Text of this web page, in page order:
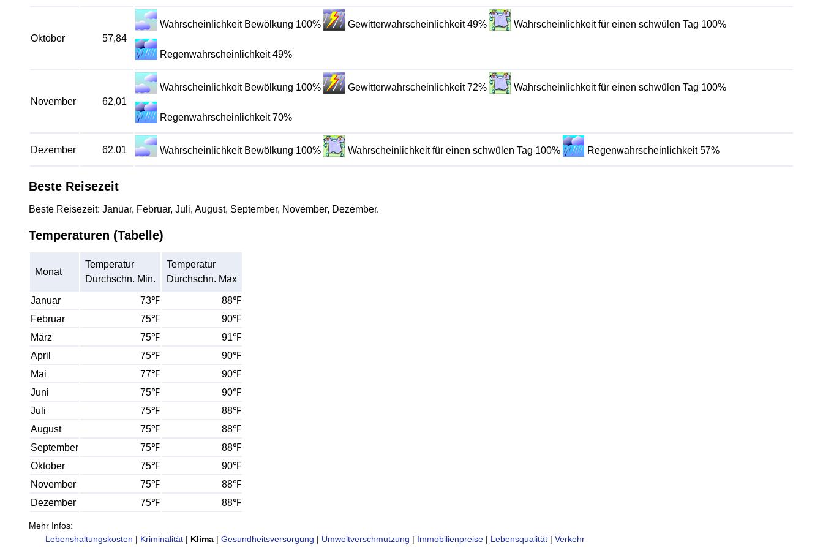
Oktober 57,84
Wahrscheinlichkeit Bewölkung 100% Gewitterwahrscheinlichkeit 49% Wahrscheinlichkeit für einen schwülen Tag 100%
Regenwahrscheinlichkeit 49%
November 62,01
Wahrscheinlichkeit Bewölkung 100% Gewitterwahrscheinlichkeit 72% Wahrscheinlichkeit für einen schwülen Tag 100%
Regenwahrscheinlichkeit 70%
Dezember 62,01 Wahrscheinlichkeit Bewölkung 100% Wahrscheinlichkeit für einen schwülen Tag 100% Regenwahrscheinlichkeit 57%
Beste Reisezeit
Beste Reisezeit: Januar, Februar, Juli, August, September, November, Dezember.
Temperaturen (Tabelle)
Monat
Temperatur
Durchschn. Min.
Temperatur
Durchschn. Max
Januar 73℉
88℉
Februar
75℉
90℉
März
75℉
91℉
April
75℉
90℉
Mai
77℉
90℉
Juni
75℉
90℉
Juli
75℉
88℉
August
75℉
88℉
September
75℉
88℉
Oktober
75℉
90℉
November
75℉
88℉
Dezember
75℉ 88℉
Mehr Infos:
Lebenshaltungskosten | Kriminalität | Klima | Gesundheitsversorgung | Umweltverschmutzung | Immobilienpreise | Lebensqualität | Verkehr